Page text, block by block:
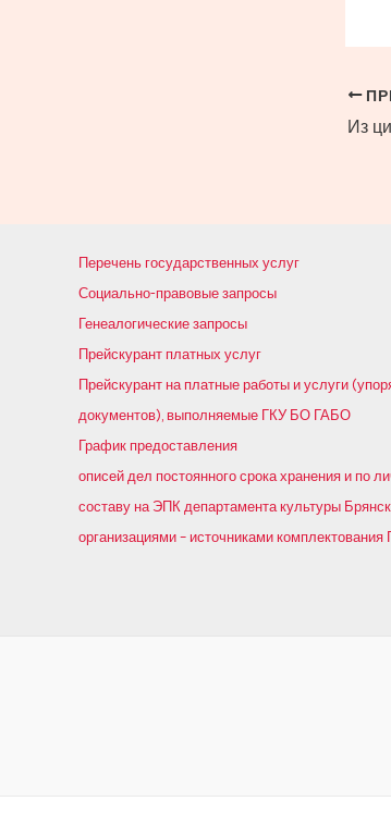
по
Перечень государственных услуг
Социально-правовые запросы
Генеалогические запросы
Прейскурант платных услуг
Прейскурант на платные работы и услуги
документов), выполняемые ГКУ БО ГАБО
График предоставления
описей дел постоянного срока хранения и по
составу на ЭПК департамента культуры
организациями – источниками